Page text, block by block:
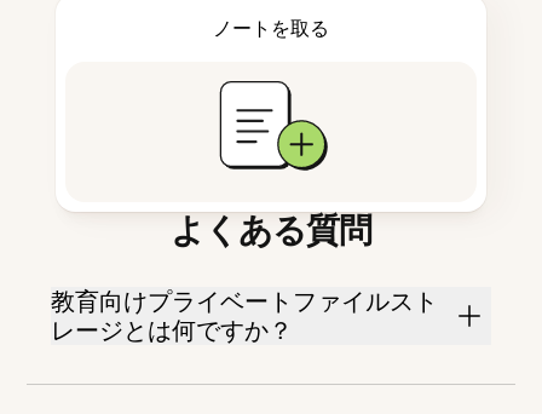
ノートを取る
よくある質問
教育向けプライベートファイルスト
レージとは何ですか？